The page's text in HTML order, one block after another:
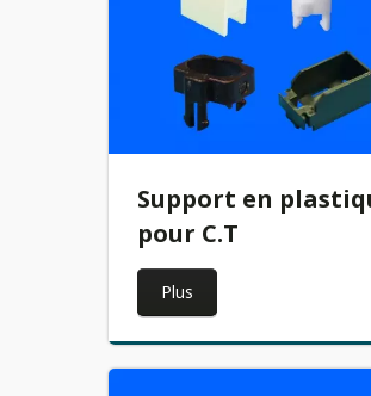
Support en
pour C.T
Plus